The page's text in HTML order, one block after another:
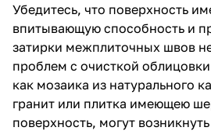
Убедитесь, что поверхность
впитывающую способность и
затирки межплиточных швов
проблем с очисткой
как мозаика из натурального
гранит или плитка имеющею
поверхность, могут